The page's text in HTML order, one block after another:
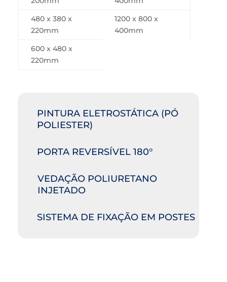
480 x 380 x
220mm
1200 x 800 x
400mm
600 x 480 x
220mm
PINTURA ELETROSTÁTICA (PÓ
POLIESTER)
PORTA REVERSÍVEL 180°
VEDAÇÃO POLIURETANO
INJETADO
SISTEMA DE FIXAÇÃO EM POSTES